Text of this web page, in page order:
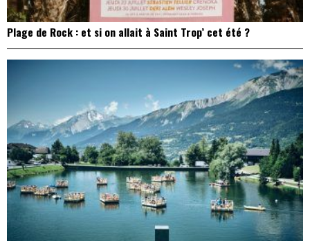
Plage de Rock : et si on allait à Saint Trop’ cet été ?